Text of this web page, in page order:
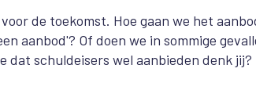
de toekomst. Hoe gaan we het
aanbod'? Of doen we in sommige
dat schuldeisers wel aanbieden denk jij?